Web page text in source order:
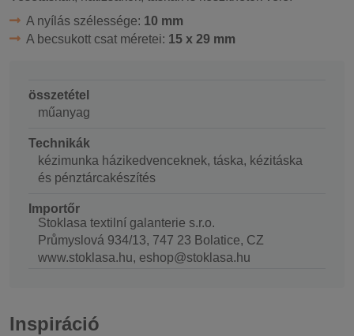
A nyílás szélessége: 10 mm
A becsukott csat méretei: 15 x 29 mm
összetétel
műanyag
Technikák
kézimunka házikedvenceknek, táska, kézitáska
és pénztárcakészítés
Importőr
Stoklasa textilní galanterie s.r.o.
Průmyslová 934/13, 747 23 Bolatice, CZ
www.stoklasa.hu, eshop@stoklasa.hu
Inspiráció